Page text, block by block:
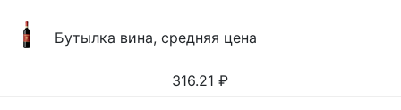
Бутылка вина, средняя цена
316.21 ₽